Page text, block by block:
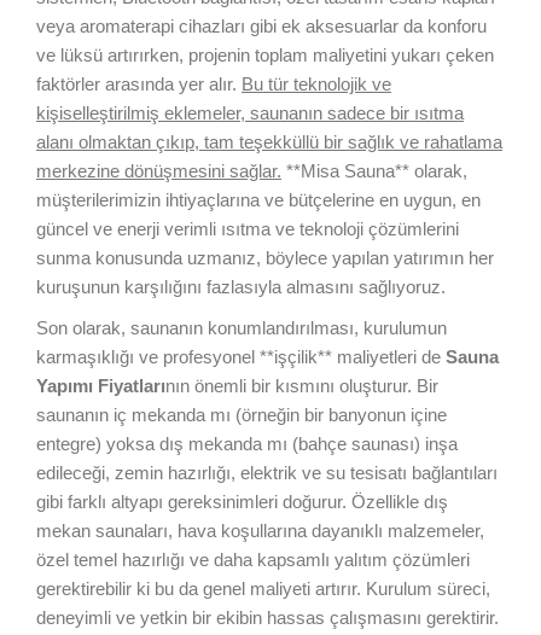
veya aromaterapi cihazları gibi ek aksesuarlar da konforu
ve lüksü artırırken, projenin toplam maliyetini yukarı çeken
faktörler arasında yer alır. Bu tür teknolojik ve
kişiselleştirilmiş eklemeler, saunanın sadece bir ısıtma
alanı olmaktan çıkıp, tam teşekküllü bir sağlık ve rahatlama
merkezine dönüşmesini sağlar. **Misa Sauna** olarak,
müşterilerimizin ihtiyaçlarına ve bütçelerine en uygun, en
güncel ve enerji verimli ısıtma ve teknoloji çözümlerini
sunma konusunda uzmanız, böylece yapılan yatırımın her
kuruşunun karşılığını fazlasıyla almasını sağlıyoruz.
Son olarak, saunanın konumlandırılması, kurulumun
karmaşıklığı ve profesyonel **işçilik** maliyetleri de Sauna
Yapımı Fiyatlarının önemli bir kısmını oluşturur. Bir
saunanın iç mekanda mı (örneğin bir banyonun içine
entegre) yoksa dış mekanda mı (bahçe saunası) inşa
edileceği, zemin hazırlığı, elektrik ve su tesisatı bağlantıları
gibi farklı altyapı gereksinimleri doğurur. Özellikle dış
mekan saunaları, hava koşullarına dayanıklı malzemeler,
özel temel hazırlığı ve daha kapsamlı yalıtım çözümleri
gerektirebilir ki bu da genel maliyeti artırır. Kurulum süreci,
deneyimli ve yetkin bir ekibin hassas çalışmasını gerektirir.